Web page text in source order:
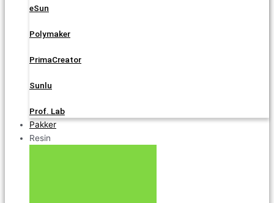
eSun
Polymaker
PrimaCreator
Sunlu
Prof. Lab
Pakker
Resin